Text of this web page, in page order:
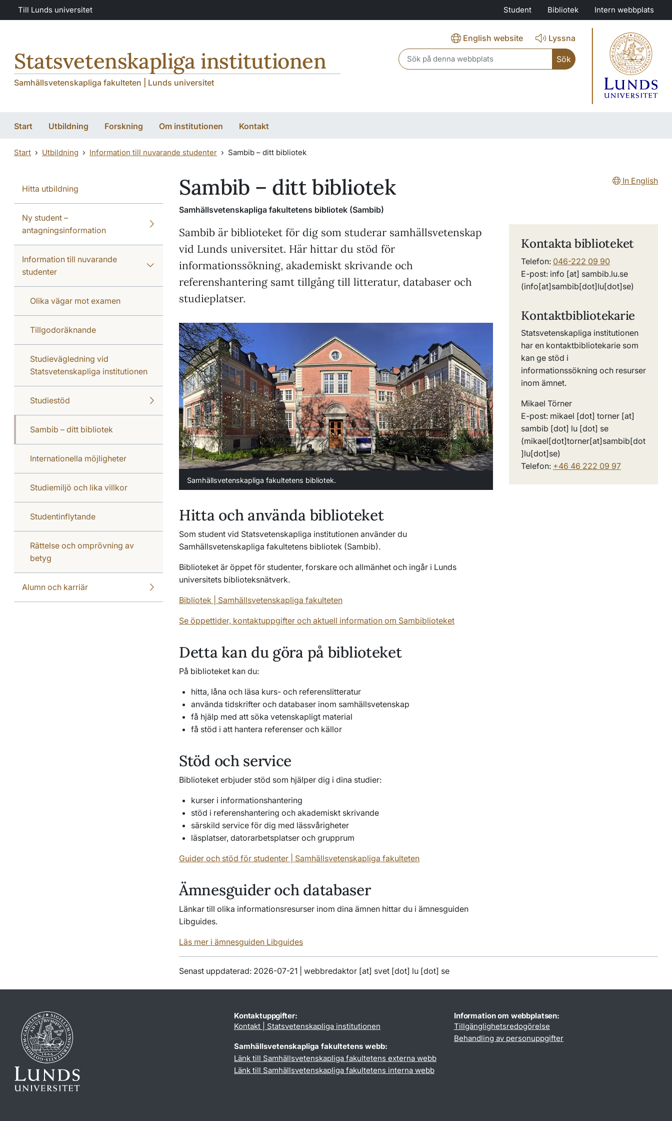
Hoppa till huvudinnehåll
Hoppa till huvudinnehåll
Till Lunds universitet Student Bibliotek Intern webbplats
Statsvetenskapliga institutionen
Samhällsvetenskapliga fakulteten | Lunds universitet
English website
Lyssna
Header search
Start Utbildning Forskning Om institutionen Kontakt
Start Utbildning Information till nuvarande studenter Sambib – ditt bibliotek
Hitta utbildning
Ny student –
antagningsinformation
Information till nuvarande
studenter
Olika vägar mot examen
Tillgodoräknande
Studievägledning vid
Statsvetenskapliga institutionen
Studiestöd
Sambib – ditt bibliotek
Internationella möjligheter
Studiemiljö och lika villkor
Studentinflytande
Rättelse och omprövning av
betyg
Alumn och karriär
Sambib – ditt bibliotek
Samhällsvetenskapliga fakultetens bibliotek (Sambib)
In English
Sambib är biblioteket för dig som studerar samhällsvetenskap
vid Lunds universitet. Här hittar du stöd för
informationssökning, akademiskt skrivande och
referenshantering samt tillgång till litteratur, databaser och
studieplatser.
Samhällsvetenskapliga fakultetens bibliotek.
Hitta och använda biblioteket
Som student vid Statsvetenskapliga institutionen använder du
Samhällsvetenskapliga fakultetens bibliotek (Sambib).
Biblioteket är öppet för studenter, forskare och allmänhet och ingår i Lunds
universitets biblioteksnätverk.
Bibliotek | Samhällsvetenskapliga fakulteten
Se öppettider, kontaktuppgifter och aktuell information om Sambiblioteket
Detta kan du göra på biblioteket
På biblioteket kan du:
hitta, låna och läsa kurs- och referenslitteratur
använda tidskrifter och databaser inom samhällsvetenskap
få hjälp med att söka vetenskapligt material
få stöd i att hantera referenser och källor
Stöd och service
Biblioteket erbjuder stöd som hjälper dig i dina studier:
kurser i informationshantering
stöd i referenshantering och akademiskt skrivande
särskild service för dig med lässvårigheter
läsplatser, datorarbetsplatser och grupprum
Guider och stöd för studenter | Samhällsvetenskapliga fakulteten
Ämnesguider och databaser
Länkar till olika informationsresurser inom dina ämnen hittar du i ämnesguiden
Libguides.
Läs mer i ämnesguiden Libguides
Kontakta biblioteket
Telefon: 046-222 09 90
E-post: info [at] sambib.lu.se
(info[at]sambib[dot]lu[dot]se)
Kontaktbibliotekarie
Statsvetenskapliga institutionen
har en kontaktbibliotekarie som
kan ge stöd i
informationssökning och resurser
inom ämnet.
Mikael Törner
E-post: mikael [dot] torner [at]
sambib [dot] lu [dot] se
(mikael[dot]torner[at]sambib[dot
]lu[dot]se)
Telefon: +46 46 222 09 97
Senast uppdaterad: 2026-07-21 | webbredaktor [at] svet [dot] lu [dot] se
Kontaktuppgifter:
Kontakt | Statsvetenskapliga institutionen
Samhällsvetenskapliga fakultetens webb:
Länk till Samhällsvetenskapliga fakultetens externa webb
Länk till Samhällsvetenskapliga fakultetens interna webb
Information om webbplatsen:
Tillgänglighetsredogörelse
Behandling av personuppgifter